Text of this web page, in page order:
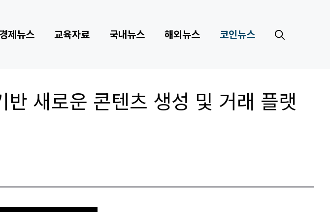
경제뉴스 교육자료 국내뉴스 해외뉴스 코인뉴스
새로운 콘텐츠 생성 및 거래 플랫